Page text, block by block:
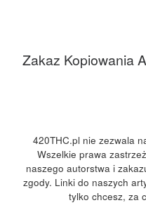
Zakaz Kopiowania
420THC.pl nie zezwala
Wszelkie prawa
naszego autorstwa i
zgody. Linki do naszych
tylko chcesz, za